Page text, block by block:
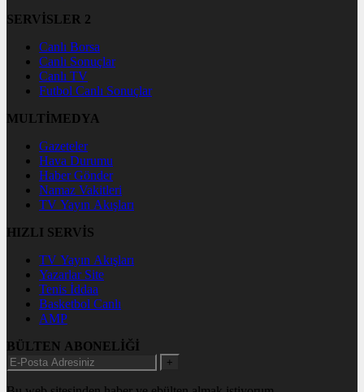
SERVİSLER 2
Canlı Borsa
Canlı Sonuçlar
Canlı TV
Futbol Canlı Sonuçlar
MULTİMEDYA
Gazeteler
Hava Durumu
Haber Gönder
Namaz Vakitleri
TV Yayın Akışları
HIZLI SERVİS
TV Yayın Akışları
Yazarlar Site
Tenis İddaa
Basketbol Canlı
AMP
BÜLTEN ABONELİĞİ
+